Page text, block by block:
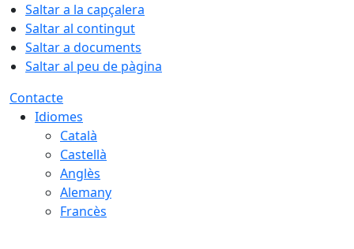
Saltar a la capçalera
Saltar al contingut
Saltar a documents
Saltar al peu de pàgina
Contacte
Idiomes
Català
Castellà
Anglès
Alemany
Francès